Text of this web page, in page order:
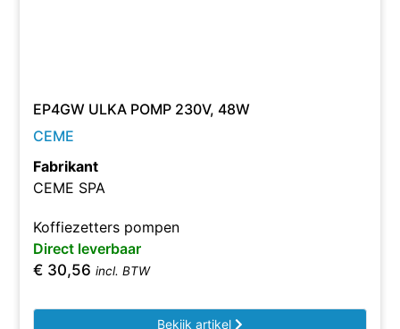
EP4GW ULKA POMP 230V, 48W
CEME
Fabrikant
CEME SPA
Koffiezetters pompen
Direct leverbaar
€ 30,56 incl. BTW
Bekijk artikel